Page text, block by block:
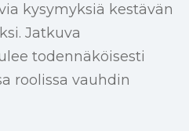
kysymyksiä kestävän
Jatkuva
todennäköisesti
roolissa vauhdin